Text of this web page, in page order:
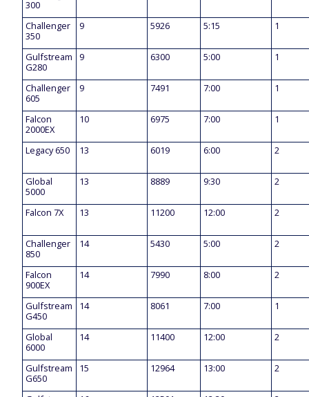
300
Challenger
350
9 5926 5:15 1
Gulfstream
G280
9 6300 5:00 1
Challenger
605
9 7491 7:00 1
Falcon
2000EX
10 6975 7:00 1
Legacy 650 13 6019 6:00 2
Global
5000
13 8889 9:30 2
Falcon 7X 13 11200 12:00 2
Challenger
850
14 5430 5:00 2
Falcon
900EX
14 7990 8:00 2
Gulfstream
G450
14 8061 7:00 1
Global
6000
14 11400 12:00 2
Gulfstream
G650
15 12964 13:00 2